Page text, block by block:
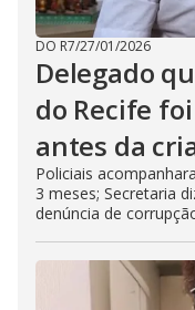
DO R7/27/01/2026
Delegado
do Recife
antes da
Policiais
3 meses; Secretaria
denúncia de